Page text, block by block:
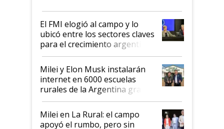
de Milei
El FMI elogió al campo y lo
ubicó entre los sectores claves
para el crecimiento argentino
Milei y Elon Musk instalarán
internet en 6000 escuelas
rurales de la Argentina gracias
a un acuerdo con Starlink
Milei en La Rural: el campo
apoyó el rumbo, pero sin